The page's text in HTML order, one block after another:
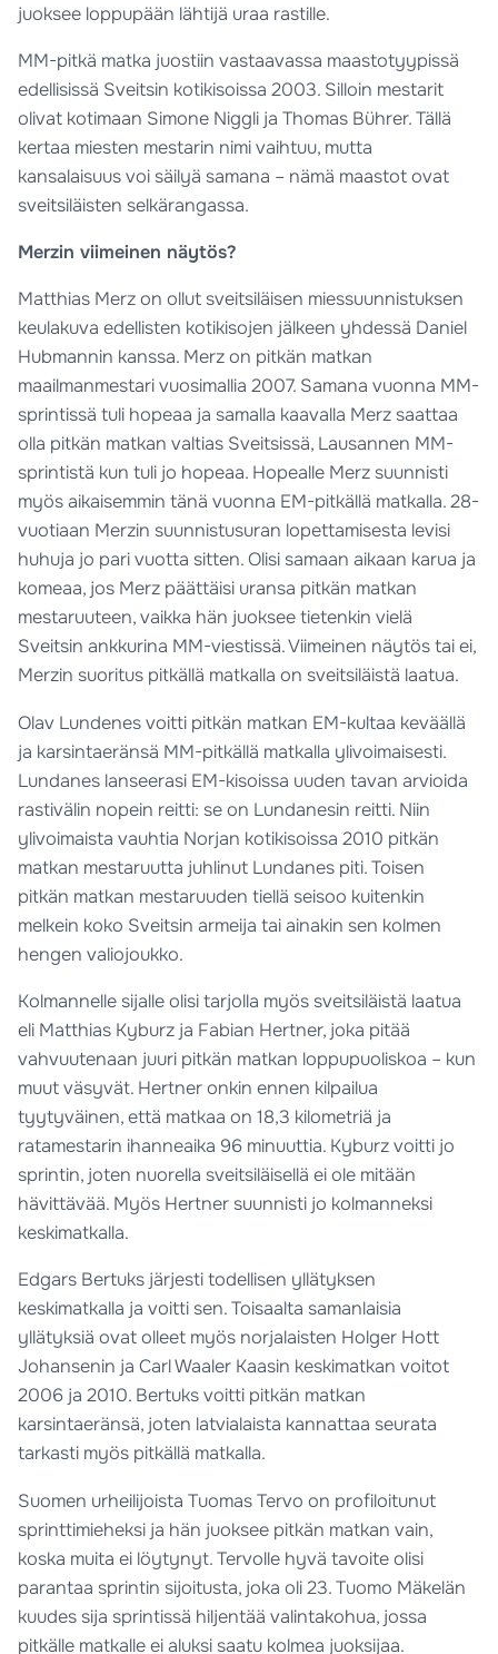
juoksee loppupään lähtijä uraa rastille.
MM-pitkä matka juostiin vastaavassa maastotyypissä
edellisissä Sveitsin kotikisoissa 2003. Silloin mestarit
olivat kotimaan Simone Niggli ja Thomas Bührer. Tällä
kertaa miesten mestarin nimi vaihtuu, mutta
kansalaisuus voi säilyä samana – nämä maastot ovat
sveitsiläisten selkärangassa.
Merzin viimeinen näytös?
Matthias Merz on ollut sveitsiläisen miessuunnistuksen
keulakuva edellisten kotikisojen jälkeen yhdessä Daniel
Hubmannin kanssa. Merz on pitkän matkan
maailmanmestari vuosimallia 2007. Samana vuonna MM-
sprintissä tuli hopeaa ja samalla kaavalla Merz saattaa
olla pitkän matkan valtias Sveitsissä, Lausannen MM-
sprintistä kun tuli jo hopeaa. Hopealle Merz suunnisti
myös aikaisemmin tänä vuonna EM-pitkällä matkalla. 28-
vuotiaan Merzin suunnistusuran lopettamisesta levisi
huhuja jo pari vuotta sitten. Olisi samaan aikaan karua ja
komeaa, jos Merz päättäisi uransa pitkän matkan
mestaruuteen, vaikka hän juoksee tietenkin vielä
Sveitsin ankkurina MM-viestissä. Viimeinen näytös tai ei,
Merzin suoritus pitkällä matkalla on sveitsiläistä laatua.
Olav Lundenes voitti pitkän matkan EM-kultaa keväällä
ja karsintaeränsä MM-pitkällä matkalla ylivoimaisesti.
Lundanes lanseerasi EM-kisoissa uuden tavan arvioida
rastivälin nopein reitti: se on Lundanesin reitti. Niin
ylivoimaista vauhtia Norjan kotikisoissa 2010 pitkän
matkan mestaruutta juhlinut Lundanes piti. Toisen
pitkän matkan mestaruuden tiellä seisoo kuitenkin
melkein koko Sveitsin armeija tai ainakin sen kolmen
hengen valiojoukko.
Kolmannelle sijalle olisi tarjolla myös sveitsiläistä laatua
eli Matthias Kyburz ja Fabian Hertner, joka pitää
vahvuutenaan juuri pitkän matkan loppupuoliskoa – kun
muut väsyvät. Hertner onkin ennen kilpailua
tyytyväinen, että matkaa on 18,3 kilometriä ja
ratamestarin ihanneaika 96 minuuttia. Kyburz voitti jo
sprintin, joten nuorella sveitsiläisellä ei ole mitään
hävittävää. Myös Hertner suunnisti jo kolmanneksi
keskimatkalla.
Edgars Bertuks järjesti todellisen yllätyksen
keskimatkalla ja voitti sen. Toisaalta samanlaisia
yllätyksiä ovat olleet myös norjalaisten Holger Hott
Johansenin ja Carl Waaler Kaasin keskimatkan voitot
2006 ja 2010. Bertuks voitti pitkän matkan
karsintaeränsä, joten latvialaista kannattaa seurata
tarkasti myös pitkällä matkalla.
Suomen urheilijoista Tuomas Tervo on profiloitunut
sprinttimieheksi ja hän juoksee pitkän matkan vain,
koska muita ei löytynyt. Tervolle hyvä tavoite olisi
parantaa sprintin sijoitusta, joka oli 23. Tuomo Mäkelän
kuudes sija sprintissä hiljentää valintakohua, jossa
pitkälle matkalle ei aluksi saatu kolmea juoksijaa.